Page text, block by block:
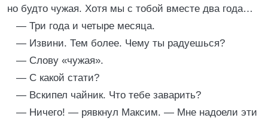
но будто чужая. Хотя мы с тобой вместе два года…
— Три года и четыре месяца.
— Извини. Тем более. Чему ты радуешься?
— Слову «чужая».
— С какой стати?
— Вскипел чайник. Что тебе заварить?
— Ничего! — рявкнул Максим. — Мне надоели эти